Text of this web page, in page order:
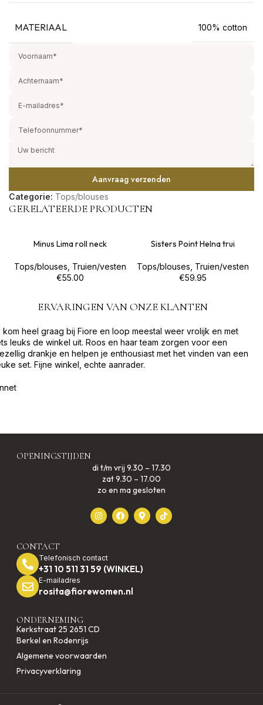
MATERIAAL 100% cotton
Aanvraag verzenden
Categorie: Tops/blouses
GERELATEERDE PRODUCTEN
Minus Lima roll neck
Tops/blouses Truien/vesten
€55.00
Sisters Point Helna trui
Tops/blouses Truien/vesten
€59.95
ERVARINGEN VAN ONZE KLANTEN
kom heel graag bij Fiore en loop meestal weer vrolijk en met
leuks de winkel uit. Roos en haar team zorgen voor een
drankje en helpen je enthousiast met het vinden van een
set. Fijne winkel, echte aanrader.
OPENINGSTIJDEN
di t/m vrij 9.30 – 17.30
zat 9.30 – 17.00
zo en ma gesloten
CONTACT
Telefonisch contact
+31 10 511 31 59 (WINKEL)
E-mailadres
rosita@fiorewomen.nl
ONDERNEMING
Kerkstraat 25 2651 CD
Berkel en Rodenrijs
Algemene voorwaarden
Privacyverklaring